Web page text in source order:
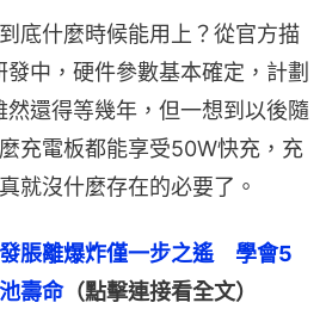
底什麼時候能用上？從官方描
中，硬件參數基本確定，計劃
還得等幾年，但一想到以後隨
充電板都能享受50W快充，充
就沒什麼存在的必要了。
脹離爆炸僅一步之遙　學會5
壽命（點擊連接看全文）